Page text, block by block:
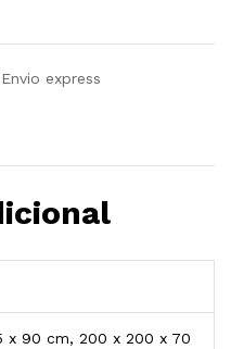
express
x 90 cm, 200 x 200 x 70